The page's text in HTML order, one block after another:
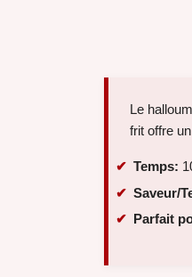
Le
frit offre
Temps:
Saveur/
Parfait